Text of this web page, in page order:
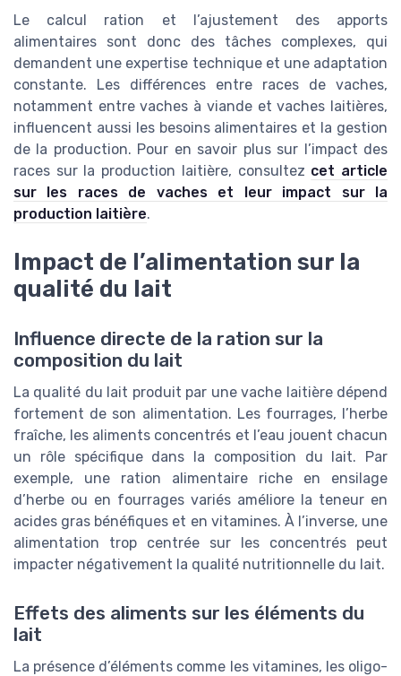
Le calcul ration et l’ajustement des apports
alimentaires sont donc des tâches complexes, qui
demandent une expertise technique et une adaptation
constante. Les différences entre races de vaches,
notamment entre vaches à viande et vaches laitières,
influencent aussi les besoins alimentaires et la gestion
de la production. Pour en savoir plus sur l’impact des
races sur la production laitière, consultez cet article
sur les races de vaches et leur impact sur la
production laitière.
Impact de l’alimentation sur la
qualité du lait
Influence directe de la ration sur la
composition du lait
La qualité du lait produit par une vache laitière dépend
fortement de son alimentation. Les fourrages, l’herbe
fraîche, les aliments concentrés et l’eau jouent chacun
un rôle spécifique dans la composition du lait. Par
exemple, une ration alimentaire riche en ensilage
d’herbe ou en fourrages variés améliore la teneur en
acides gras bénéfiques et en vitamines. À l’inverse, une
alimentation trop centrée sur les concentrés peut
impacter négativement la qualité nutritionnelle du lait.
Effets des aliments sur les éléments du
lait
La présence d’éléments comme les vitamines, les oligo-